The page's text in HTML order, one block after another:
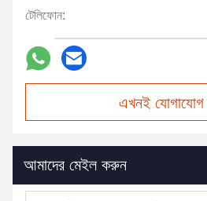
টেলিফোন:
এখনই
আমাদের মেইল করুন